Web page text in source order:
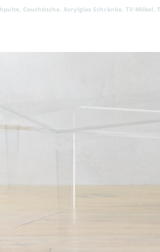
Couchtische, Acrylglas Schränke, TV-Möbel,